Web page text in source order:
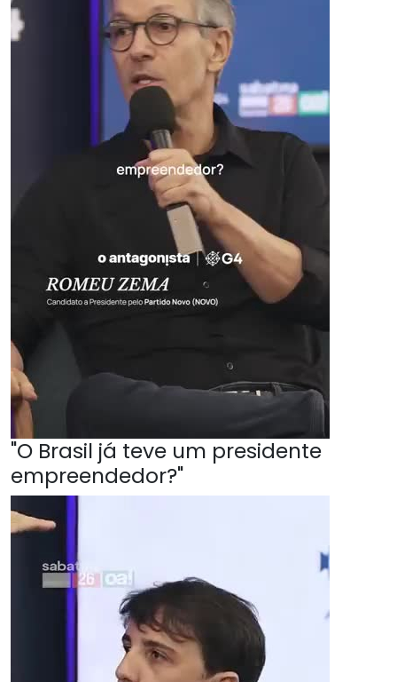
"O Brasil já teve um presidente
empreendedor?"